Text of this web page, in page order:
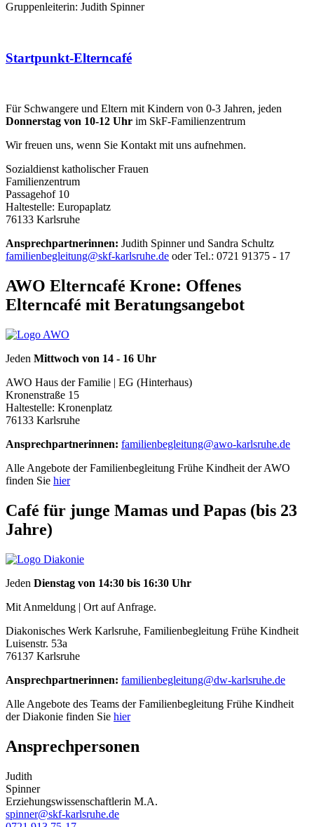
Gruppenleiterin: Judith Spinner
Startpunkt-Elterncafé
Für Schwangere und Eltern mit Kindern von 0-3 Jahren, jeden
Donnerstag von 10-12 Uhr im SkF-Familienzentrum
Wir freuen uns, wenn Sie Kontakt mit uns aufnehmen.
Sozialdienst katholischer Frauen
Familienzentrum
Passagehof 10
Haltestelle: Europaplatz
76133 Karlsruhe
Ansprechpartnerinnen: Judith Spinner und Sandra Schultz
familienbegleitung@skf-karlsruhe.de oder Tel.: 0721 91375 - 17
AWO Elterncafé Krone: Offenes
Elterncafé mit Beratungsangebot
Jeden Mittwoch von 14 - 16 Uhr
AWO Haus der Familie | EG (Hinterhaus)
Kronenstraße 15
Haltestelle: Kronenplatz
76133 Karlsruhe
Ansprechpartnerinnen: familienbegleitung@awo-karlsruhe.de
Alle Angebote der Familienbegleitung Frühe Kindheit der AWO
finden Sie hier
Café für junge Mamas und Papas (bis 23
Jahre)
Jeden Dienstag von 14:30 bis 16:30 Uhr
Mit Anmeldung | Ort auf Anfrage.
Diakonisches Werk Karlsruhe, Familienbegleitung Frühe Kindheit
Luisenstr. 53a
76137 Karlsruhe
Ansprechpartnerinnen: familienbegleitung@dw-karlsruhe.de
Alle Angebote des Teams der Familienbegleitung Frühe Kindheit
der Diakonie finden Sie hier
Ansprechpersonen
Judith
Spinner
Erziehungswissenschaftlerin M.A.
spinner@skf-karlsruhe.de